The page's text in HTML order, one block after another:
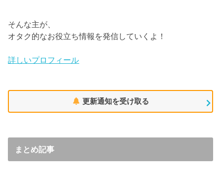
そんな主が、
オタク的なお役立ち情報を発信していくよ！
詳しいプロフィール
更新通知を受け取る
まとめ記事